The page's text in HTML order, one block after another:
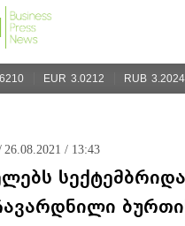
EUR 3.0212 RUB 3.2024
26.08.2021 / 13:43